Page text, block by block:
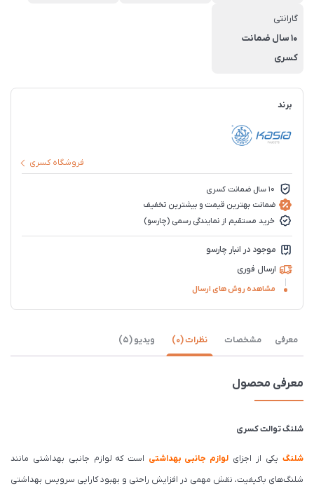
گارانتی
10 سال ضمانت
کسری
برند
فروشگاه کسری
10 سال ضمانت کسری
ضمانت بهترین قیمت و بیشترین تخفیف
خرید مستقیم از نمایندگی رسمی (چارسو)
موجود در انبار چارسو
ارسال فوری
مشاهده روش های ارسال
معرفی مشخصات نظرات (0) ویدیو (5)
معرفی محصول
شلنگ توالت کسری
شلنگیکی از اجزای لوازم جانبی بهداشتی است که لوازم جانبی بهداشتی مانند
شلنگ‌های باکیفیت، نقش مهمی در افزایش راحتی و بهبود کارایی سرویس بهداشتی